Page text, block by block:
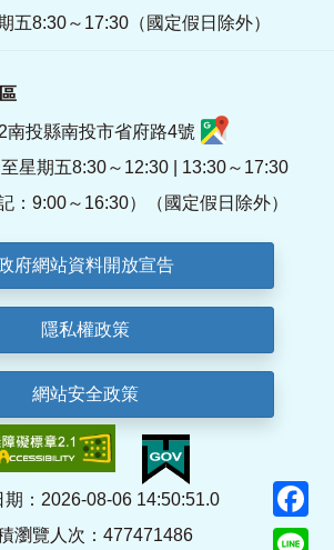
五8:30～17:30（國定假日除外）
南投縣南投市省府路4號
星期五8:30～12:30 | 13:30～17:30
：9:00～16:30）（國定假日除外）
府網站資料開放宣告
隱私權政策
網站安全政策
期：2026-08-06 14:50:51.0
瀏覽人次：477471486